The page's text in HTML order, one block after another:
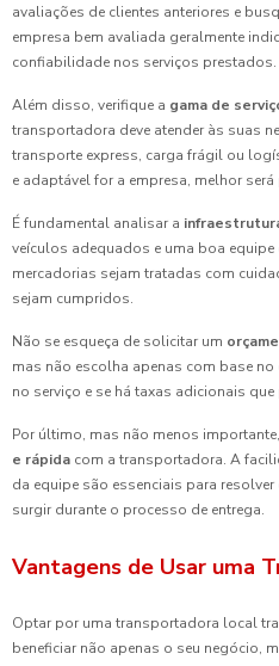
avaliações de clientes anteriores e
empresa bem avaliada geralmente
confiabilidade nos serviços prestados.
Além disso, verifique a gama de
transportadora deve atender às suas
transporte express, carga frágil ou
e adaptável for a empresa, melhor
É fundamental analisar a
veículos adequados e uma boa
mercadorias sejam tratadas com
sejam cumpridos.
Não se esqueça de solicitar um
mas não escolha apenas com base
no serviço e se há taxas adicionais
Por último, mas não menos
e rápida com a transportadora. A
da equipe são essenciais para
surgir durante o processo de entrega.
Vantagens de Usar uma
Optar por uma transportadora local
beneficiar não apenas o seu negócio,